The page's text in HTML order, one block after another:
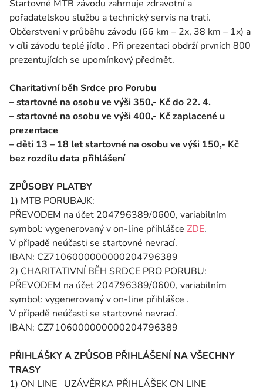
Startovné MTB závodu zahrnuje zdravotní a
pořadatelskou službu a technický servis na trati.
Občerstvení v průběhu závodu (66 km – 2x, 38 km – 1x) a
v cíli závodu teplé jídlo . Při prezentaci obdrží prvních 800
prezentujících se upomínkový předmět.
Charitativní běh Srdce pro Porubu
– startovné na osobu ve výši 350,- Kč do 22. 4.
– startovné na osobu ve výši 400,- Kč zaplacené u
prezentace
– děti 13 – 18 let startovné na osobu ve výši 150,- Kč
bez rozdílu data přihlášení
ZPŮSOBY PLATBY
1) MTB PORUBAJK:
PŘEVODEM na účet 204796389/0600, variabilním
symbol: vygenerovaný v on-line přihlášce ZDE.
V případě neúčasti se startovné nevrací.
IBAN: CZ7106000000000204796389
2) CHARITATIVNÍ BĚH SRDCE PRO PORUBU:
PŘEVODEM na účet 204796389/0600, variabilním
symbol: vygenerovaný v on-line přihlášce .
V případě neúčasti se startovné nevrací.
IBAN: CZ7106000000000204796389
PŘIHLÁŠKY A ZPŮSOB PŘIHLÁŠENÍ NA VŠECHNY
TRASY
1) ON LINE UZÁVĚRKA PŘIHLÁŠEK ON LINE